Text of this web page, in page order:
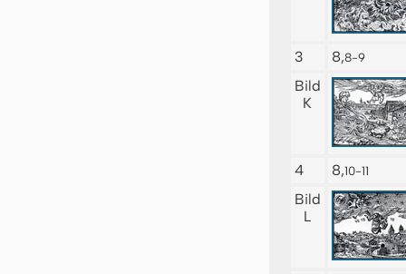
3 8,8-9
Bild
K
4 8,10-11
Bild
L